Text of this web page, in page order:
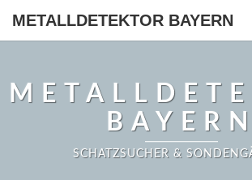
METALLDETEKTOR BAYERN
BAYERN
SCHATZSUCHER &